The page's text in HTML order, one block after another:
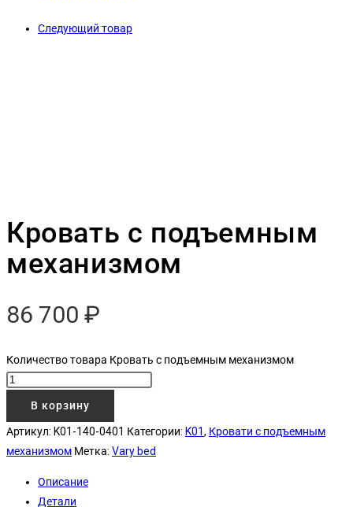
Следующий товар
Кровать с подъемным
механизмом
86 700 ₽
Количество товара Кровать с подъемным механизмом
В корзину
Артикул: K01-140-0401 Категории: K01, Кровати с подъемным
механизмом Метка: Vary bed
Описание
Детали